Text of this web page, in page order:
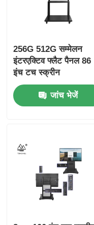
256G 512G सम्मेलन
इंटरएक्टिव फ्लैट पैनल 86
इंच टच स्क्रीन
जांच भेजें